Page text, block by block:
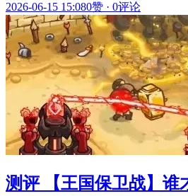
2026-06-15 15:080赞 · 0评论
测评 【王国保卫战】谁